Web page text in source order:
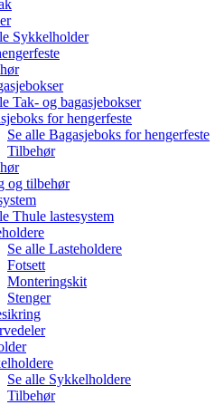
Sykkelholder
Tak- og bagasjebokser
for hengerfeste
Se alle Bagasjeboks for hengerfeste
Tilbehør
og tilbehør
Thule lastesystem
Se alle Lasteholdere
Fotsett
Monteringskit
Stenger
Se alle Sykkelholdere
Tilbehør